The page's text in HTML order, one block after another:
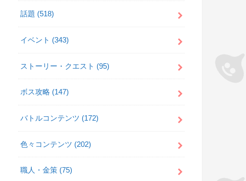
話題 (518)
イベント (343)
ストーリー・クエスト (95)
ボス攻略 (147)
バトルコンテンツ (172)
色々コンテンツ (202)
職人・金策 (75)